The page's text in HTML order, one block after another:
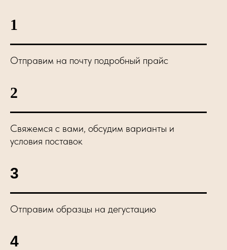
1
Отправим на почту подробный прайс
2
Свяжемся с вами, обсудим варианты и
условия поставок
3
Отправим образцы на дегустацию
4